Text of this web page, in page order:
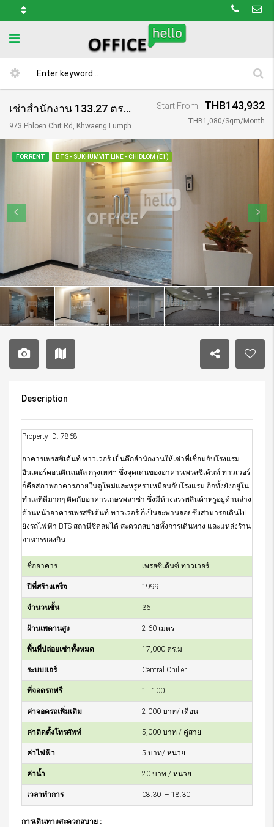
เช่าสำนักงาน 133.27 ตรม อาคาร เพรซิเด้นท์ ทาวเวอร์ / President Tower
973 Phloen Chit Rd, Khwaeng Lumphini, Khet Pathum Wan, Krung Thep Maha Nakhon 10330, Thailand
Start From THB143,932
THB1,080/Sqm/Month
FOR RENT BTS - SUKHUMVIT LINE - CHIDLOM (E1)
Description
Property ID: 7868
อาคารเพรสซิเด้นท์ ทาวเวอร์ เป็นตึกสำนักงานให้เช่าที่เชื่อมกับโรงแรม
อินเตอร์คอนติเนนตัล กรุงเทพฯ ซึ่งจุดเด่นของอาคารเพรสซิเด้นท์ ทาวเวอร์
ก็คือสภาพอาคารภายในดูใหม่และหรูหราเหมือนกับโรงแรม อีกทั้งยังอยู่ใน
ทำเลที่ดีมากๆ ติดกับอาคารเกษรพลาซ่า ซึ่งมีห้างสรรพสินค้าหรูอยู่ด้านล่าง
ด้านหน้าอาคารเพรสซิเด้นท์ ทาวเวอร์ ก็เป็นสะพานลอยซึ่งสามารถเดินไป
ยังรถไฟฟ้า BTS สถานีชิดลมได้ สะดวกสบายทั้งการเดินทาง และแหล่งร้าน
อาหารของกิน
ชื่ออาคาร เพรสซิเด้นซ์ ทาวเวอร์
ปีที่สร้างเสร็จ 1999
จำนวนชั้น 36
ฝ้านเพดานสูง 2.60 เมตร
พื้นที่ปล่อยเช่าทั้งหมด 17,000 ตร.ม.
ระบบแอร์ Central Chiller
ที่จอดรถฟรี 1 : 100
ค่าจอดรถเพิ่มเติม 2,000 บาท/ เดือน
ค่าติดตั้งโทรศัพท์ 5,000 บาท / คู่สาย
ค่าไฟฟ้า 5 บาท/ หน่วย
ค่าน้ำ 20 บาท / หน่วย
เวลาทำการ 08.30 – 18.30
การเดินทางสะดวกสบาย :